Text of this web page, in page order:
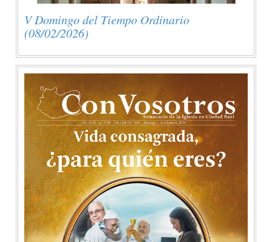
V Domingo del Tiempo Ordinario
(08/02/2026)